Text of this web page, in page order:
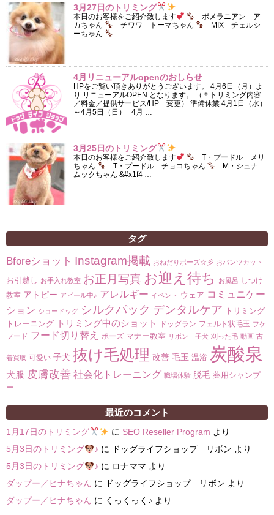
3月27日のトリミング
本日のお客様をご紹介致します
ポメラニアン ア
カちゃん
チワワ トーマちゃん
MIX チェルシ
ーちゃん
…
4月リニューアルopenのおしらせ
HPをご覧い頂きありがとうございます。 4月6日（月）よ
り リニューアルOPEN となります。 （＊トリミング内容
／料金／提供サービス/HP 変更） 準備休業 4月1日（水）
～4月5日（日） 4月 …
3月25日のトリミング
本日のお客様をご紹介致します
T・プードル メリ
ちゃん
T・プードル チョコちゃん
M・シュナ
ムックちゃん &#x1f4 …
タグ
Bforeショット Instagram掲載 おねだりポーズ☆彡 おパンツカット
お引越し お手入れ教室 お正月写真 お迎え待ち お風呂 しつけ
教室 アトピー アピール中♪ アレルギー イベント ウェア コミュニケー
ション ショードッグ シルクパック デンタルケア
トリミング
トレーニング
トリミング中のショット ドッグラン フェルト状毛玉 フケ
フード フード切り替え ポーズ マナー教室 リボン 子犬 刈った毛 動画 古
着買取 可愛い 子犬 抜け毛処理 改善 毛玉 温浴 炭酸泉
犬服 皮膚改善 社会化トレーニング 職場体験 脱毛 薬用シャンプ
ー
最近のコメント
1月17日のトリミング に SEO Reseller Program より
5月3日のトリミング
♪ に ドッグライフショップ リボン より
5月3日のトリミング
♪ に ロナママ より
ダップー／ヒナちゃん に ドッグライフショップ リボン より
ダップー／ヒナちゃん に くっくっく♪ より